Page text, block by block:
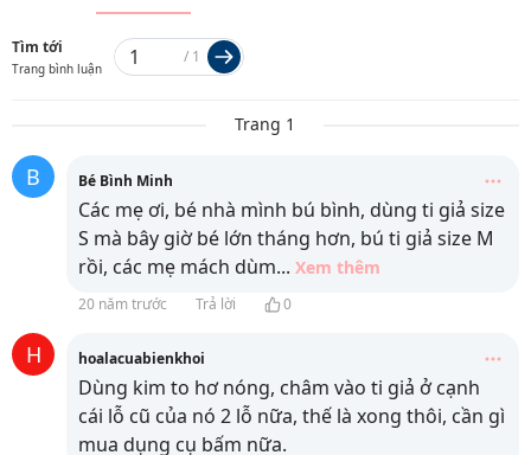
Tìm tới
Trang bình luận
/ 1
Trang 1
B Bé Bình Minh
Các mẹ ơi, bé nhà mình bú bình, dùng ti giả size
S mà bây giờ bé lớn tháng hơn, bú ti giả size M
rồi, các mẹ mách dùm... Xem thêm
20 năm trước Trả lời 0
H hoalacuabienkhoi
Dùng kim to hơ nóng, châm vào ti giả ở cạnh
cái lỗ cũ của nó 2 lỗ nữa, thế là xong thôi, cần gì
mua dụng cụ bấm nữa.